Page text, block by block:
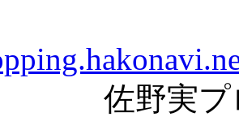
プロデュ